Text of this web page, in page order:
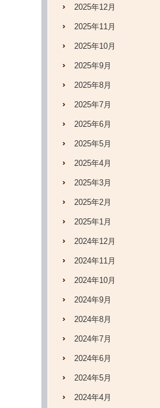
2025年12月
2025年11月
2025年10月
2025年9月
2025年8月
2025年7月
2025年6月
2025年5月
2025年4月
2025年3月
2025年2月
2025年1月
2024年12月
2024年11月
2024年10月
2024年9月
2024年8月
2024年7月
2024年6月
2024年5月
2024年4月